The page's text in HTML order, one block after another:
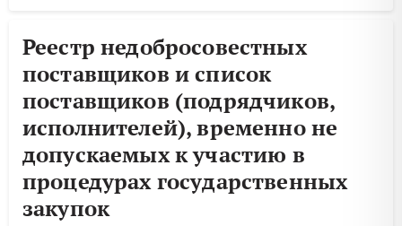
Реестр недобросовестных
поставщиков и список
поставщиков (подрядчиков,
исполнителей), временно не
допускаемых к участию в
процедурах государственных
закупок